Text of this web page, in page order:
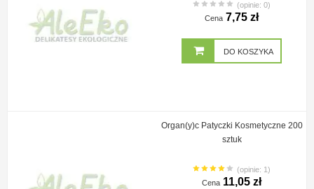
(opinie: 0)
Cena 7,75 zł
DO KOSZYKA
Organ(y)c Patyczki Kosmetyczne 200
sztuk
(opinie: 1)
Cena 11,05 zł